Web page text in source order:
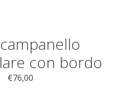
con bordo
€76,00